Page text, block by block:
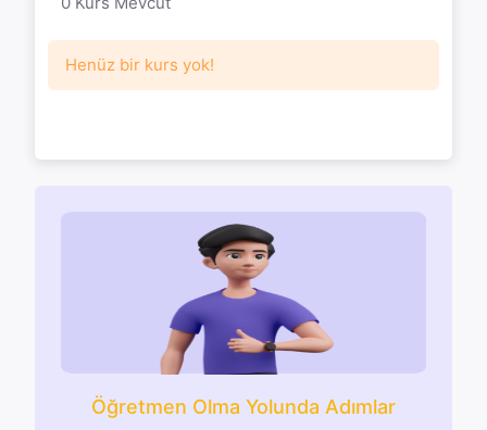
Henüz bir kurs yok!
Öğretmen Olma Yolunda Adımlar